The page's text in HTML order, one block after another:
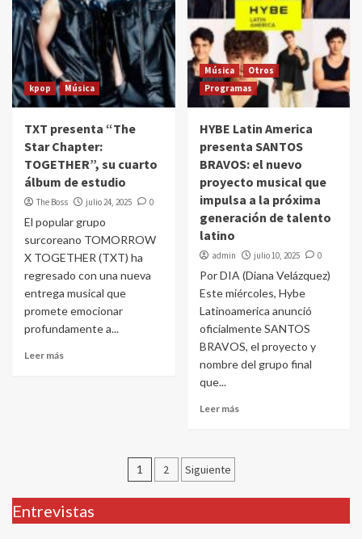
kpop Música
TXT presenta “The
Star Chapter:
TOGETHER”, su cuarto
álbum de estudio
The Boss julio 24, 2025 0
El popular grupo
surcoreano TOMORROW
X TOGETHER (TXT) ha
regresado con una nueva
entrega musical que
promete emocionar
profundamente a...
Leer más
Música
Otros
Programas
HYBE Latin America
presenta SANTOS
BRAVOS: el nuevo
proyecto musical que
impulsa a la próxima
generación de talento
latino
admin julio 10, 2025 0
Por DIA (Diana Velázquez)
Este miércoles, Hybe
Latinoamerica anunció
oficialmente SANTOS
BRAVOS, el proyecto y
nombre del grupo final
que...
Leer más
Paginación
de
entradas
1 2 Siguiente
Entrevistas